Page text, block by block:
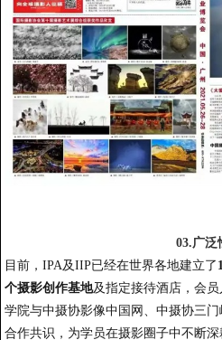
03.广泛
目前，IPA及IIP已经在世界各地建立了
个摄影创作基地及指定接待酒店，会员
学院与中摄协影像中国网、中摄协三
合作共识，为学员在摄影圈子中不断深